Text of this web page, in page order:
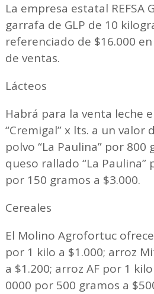
La empresa estatal REFSA
garrafa de GLP de 10
referenciado de $16.000
de ventas.
Lácteos
Habrá para la venta leche
“Cremigal” x lts. a un valor
polvo “La Paulina” por 800
queso rallado “La Paulina”
por 150 gramos a $3.000.
Cereales
El Molino Agrofortuc
por 1 kilo a $1.000; arroz
a $1.200; arroz AF por 1
0000 por 500 gramos a